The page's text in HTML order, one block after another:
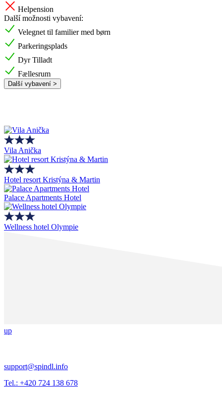
Helpension
Další možnosti vybavení:
Velegnet til familier med børn
Parkeringsplads
Dyr Tilladt
Fællesrum
Další vybavení >
Vila Anička
Hotel resort Kristýna & Martin
Palace Apartments Hotel
Wellness hotel Olympie
up
support@spindl.info
Tel.: +420 724 138 678